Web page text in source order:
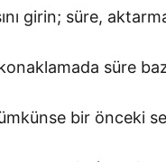
girin; süre,
süre
bir önceki